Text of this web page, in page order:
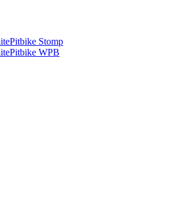
Pitbike Stomp
Pitbike WPB